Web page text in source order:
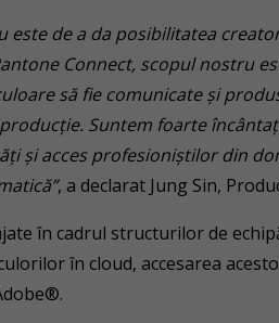
este de a da posibilitatea
Connect, scopul nostru
să fie comunicate și
Suntem foarte
și acces profesioniștilor din
, a declarat Jung Sin,
în cadrul structurilor de
în cloud, accesarea